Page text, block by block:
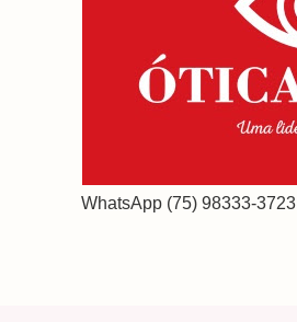
WhatsApp (75) 98333-3723